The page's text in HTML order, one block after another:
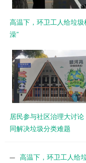
高温下，环卫工人给垃圾
澡”
居民参与社区治理大讨论
同解决垃圾分类难题
高温下，环卫工人给